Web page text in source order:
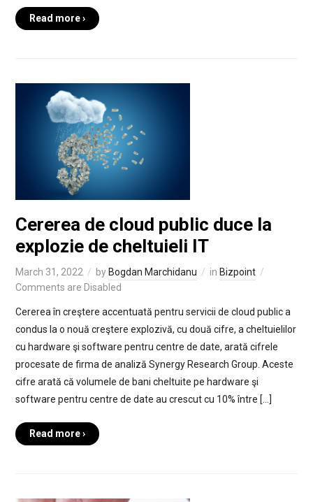
Read more ›
Cererea de cloud public duce la
explozie de cheltuieli IT
March 31, 2022 byBogdan Marchidanu in Bizpoint
Comments are Disabled
Cererea în creştere accentuată pentru servicii de cloud public a
condus la o nouă creştere explozivă, cu două cifre, a cheltuielilor
cu hardware şi software pentru centre de date, arată cifrele
procesate de firma de analiză Synergy Research Group. Aceste
cifre arată că volumele de bani cheltuite pe hardware şi
software pentru centre de date au crescut cu 10% între […]
Read more ›